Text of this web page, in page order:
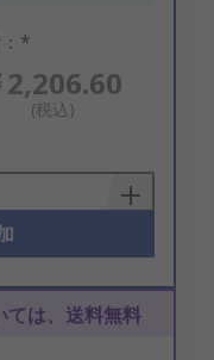
*
2,206.60
(税込)
ては、送料無料